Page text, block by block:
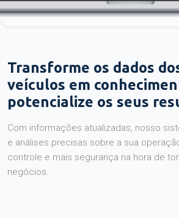
Transforme os dados
veículos em
potencialize os seus
Com informações atualizadas, nosso
e análises precisas sobre a sua
controle e mais segurança na hora de
negócios.